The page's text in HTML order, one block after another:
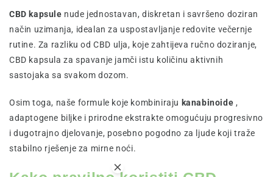
CBD kapsule nude jednostavan, diskretan i savršeno doziran
način uzimanja, idealan za uspostavljanje redovite večernje
rutine. Za razliku od CBD ulja, koje zahtijeva ručno doziranje,
CBD kapsula za spavanje jamči istu količinu aktivnih
sastojaka sa svakom dozom.
Osim toga, naše formule koje kombiniraju kanabinoide ,
adaptogene biljke i prirodne ekstrakte omogućuju progresivno
i dugotrajno djelovanje, posebno pogodno za ljude koji traže
stabilno rješenje za mirne noći.